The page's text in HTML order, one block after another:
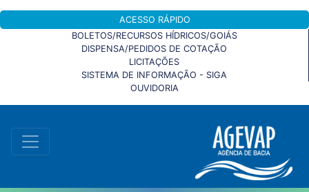
ACESSO RÁPIDO
BOLETOS/RECURSOS HÍDRICOS/GOIÁS
DISPENSA/PEDIDOS DE COTAÇÃO
LICITAÇÕES
SISTEMA DE INFORMAÇÃO - SIGA
OUVIDORIA